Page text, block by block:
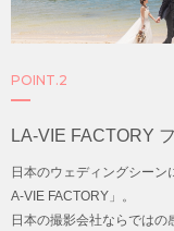
POINT.2
LA-VIE FACTORY
日本のウェディングシー
A-VIE FACTORY」。
日本の撮影会社ならでは